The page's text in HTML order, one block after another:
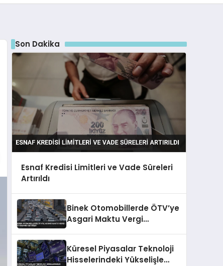
Son Dakika
Esnaf Kredisi Limitleri ve Vade Süreleri
Artırıldı
Binek Otomobillerde ÖTV’ye
Asgari Maktu Vergi
Küresel Piyasalar Teknoloji
Hisselerindeki Yükselişle